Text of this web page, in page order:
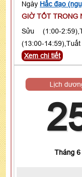
Ngày Hắc đạo
GIỜ TỐT TRONG
Sửu (1:00-
(13:00-
Xem chi tiết
Lịch
Tháng 6